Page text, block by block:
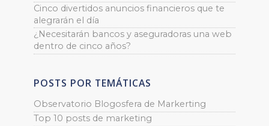
Cinco divertidos anuncios financieros que te
alegrarán el día
¿Necesitarán bancos y aseguradoras una web
dentro de cinco años?
POSTS POR TEMÁTICAS
Observatorio Blogosfera de Markerting
Top 10 posts de marketing